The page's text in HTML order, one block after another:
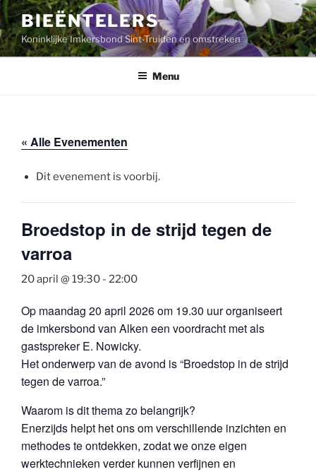
Ga
naar
de
inhoud
BIEËNTELERS
Koninklijke Imkersbond Sint-Truiden en omstreken
Menu
« Alle Evenementen
Dit evenement is voorbij.
Broedstop in de strijd tegen de
varroa
20 april @ 19:30 - 22:00
Op maandag 20 april 2026 om 19.30 uur organiseert
de imkersbond van Alken een voordracht met als
gastspreker E. Nowicky.
Het onderwerp van de avond is “Broedstop in de strijd
tegen de varroa.”
Waarom is dit thema zo belangrijk?
Enerzijds helpt het ons om verschillende inzichten en
methodes te ontdekken, zodat we onze eigen
werktechnieken verder kunnen verfijnen en